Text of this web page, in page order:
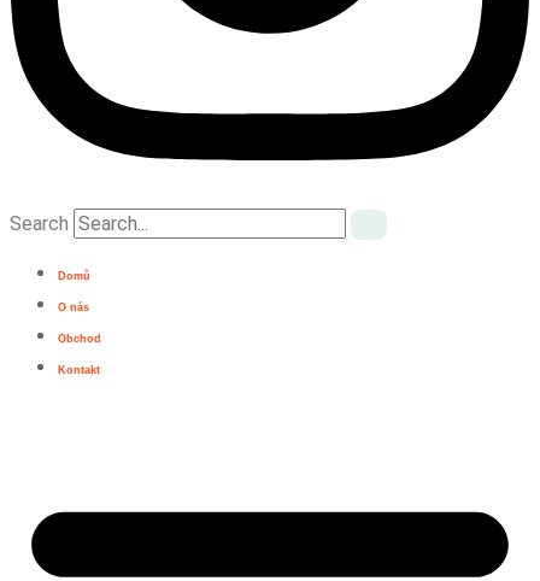
Search
Domů
O nás
Obchod
Kontakt